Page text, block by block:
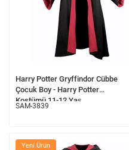
Harry Potter Gryffindor Cübbe
Çocuk Boy - Harry Potter
Kostümü 11-12 Yaş
SAM-3839
Yeni Ürün